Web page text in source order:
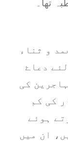
تھا۔
و ثناء
دعاۓ
کی
کی کم
ہوئے
ان میں